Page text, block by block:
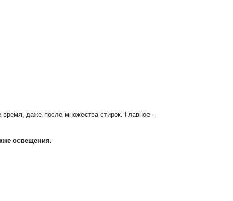
время, даже после множества стирок. Главное –
освещения.